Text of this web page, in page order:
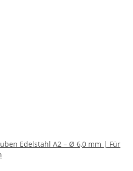
Edelstahl A2 – Ø 6,0 mm | Für